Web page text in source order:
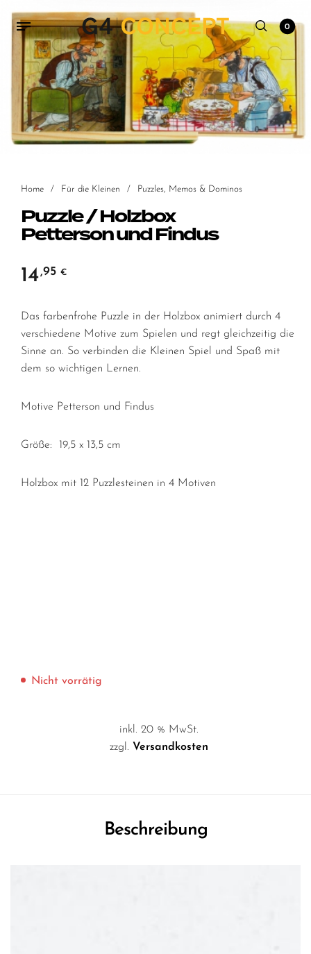
0
Home / Für die Kleinen / Puzzles, Memos & Dominos
Puzzle / Holzbox
Petterson und Findus
14,95 €
Das farbenfrohe Puzzle in der Holzbox animiert durch 4
verschiedene Motive zum Spielen und regt gleichzeitig die
Sinne an. So verbinden die Kleinen Spiel und Spaß mit
dem so wichtigen Lernen.
Motive Petterson und Findus
Größe: 19,5 x 13,5 cm
Holzbox mit 12 Puzzlesteinen in 4 Motiven
Nicht vorrätig
inkl. 20 % MwSt.
zzgl. Versandkosten
Beschreibung